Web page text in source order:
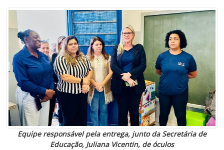
Equipe responsável pela entrega, junto da Secretária de
Educação, Juliana Vicentin, de óculos